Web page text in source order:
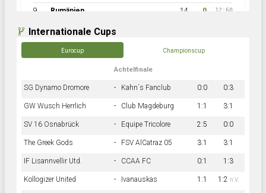
9 Rumänien 14 0 12:60
Internationale Cups
Eurocup Championscup
Achtelfinale
SG Dynamo Dromore - Kahn´s Fanclub 0:0 0:3
GW Wusch Herrlich - Club Magdeburg 1:1 3:1
SV 16 Osnabrück - Equipe Tricolore 2:5 0:0
The Greek Gods - FSV AlCatraz 05 3:1 3:1
IF Lisannvellir Utd. - CCAA FC 0:1 1:3
Kollogizer United - Ivanauskas 1:1 1:2 n.V.